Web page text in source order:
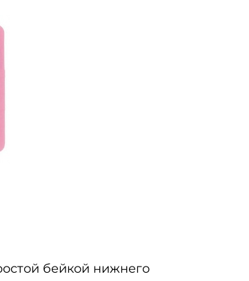
бейкой нижнего